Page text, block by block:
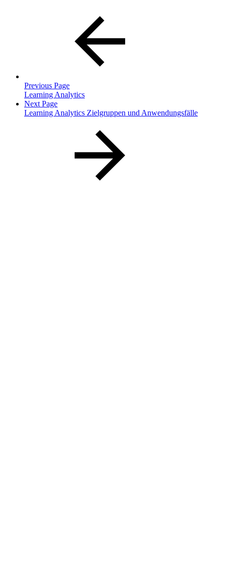
Previous Page
Learning Analytics
Next Page
Learning Analytics Zielgruppen und Anwendungsfälle